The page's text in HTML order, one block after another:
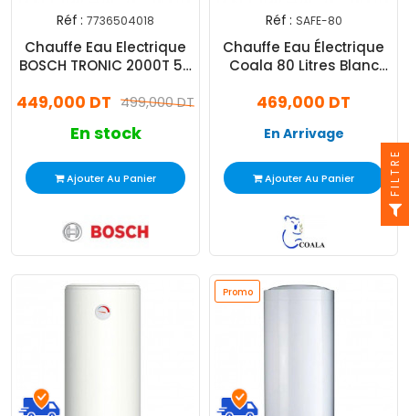
Réf : 7736504018
Chauffe Eau Electrique
BOSCH TRONIC 2000T 50
499,000 DT
449,000 DT
En stock
Ajouter Au Panier
Réf : SAFE-80
Chauffe Eau Électrique
Coala 80 Litres Blanc
469,000 DT
En Arrivage
Ajouter Au Panier
Promo
FILTRE